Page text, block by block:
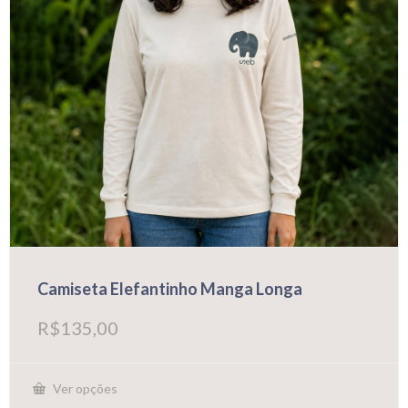
do
produto
Camiseta Elefantinho Manga Longa
R$135,00
Ver opções
Este